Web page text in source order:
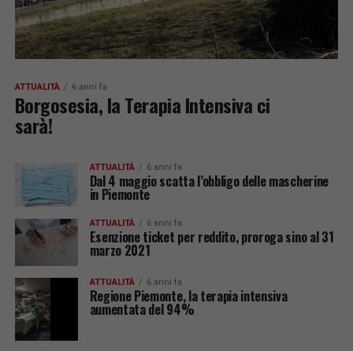
ATTUALITÀ 6 anni fa
Borgosesia, la Terapia Intensiva ci
sarà!
ATTUALITÀ 6 anni fa
Dal 4 maggio scatta l’obbligo delle mascherine
in Piemonte
ATTUALITÀ 6 anni fa
Esenzione ticket per reddito, proroga sino al 31
marzo 2021
ATTUALITÀ 6 anni fa
Regione Piemonte, la terapia intensiva
aumentata del 94%